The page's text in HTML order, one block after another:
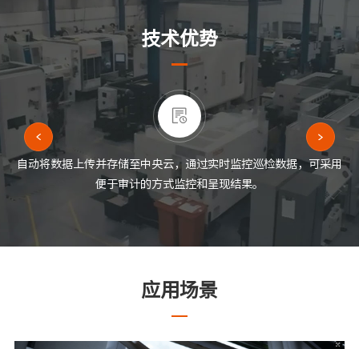
技术优势
自动将数据上传并存储至中央云，通过实时监控巡检数据，可采用
便于审计的方式监控和呈现结果。
应用场景